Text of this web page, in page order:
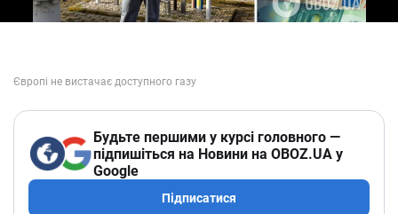
Будьте першими у курсі головного —
підпишіться на Новини на OBOZ.UA у
Google
Підписатися